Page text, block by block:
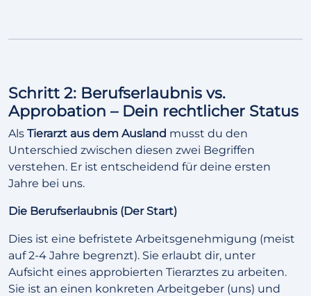
Schritt 2: Berufserlaubnis vs.
Approbation – Dein rechtlicher Status
Als Tierarzt aus dem Ausland musst du den
Unterschied zwischen diesen zwei Begriffen
verstehen. Er ist entscheidend für deine ersten
Jahre bei uns.
Die Berufserlaubnis (Der Start)
Dies ist eine befristete Arbeitsgenehmigung (meist
auf 2-4 Jahre begrenzt). Sie erlaubt dir, unter
Aufsicht eines approbierten Tierarztes zu arbeiten.
Sie ist an einen konkreten Arbeitgeber (uns) und